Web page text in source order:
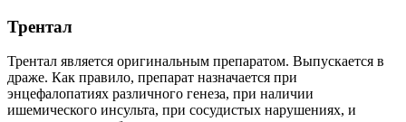
Трентал
Трентал является оригинальным препаратом. Выпускается в
драже. Как правило, препарат назначается при
энцефалопатиях различного генеза, при наличии
ишемического инсульта, при сосудистых нарушениях, и